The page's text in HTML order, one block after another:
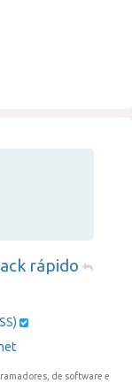
rápido
de software e